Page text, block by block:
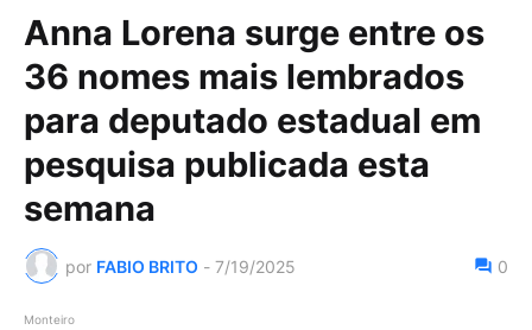
Anna Lorena surge entre os
36 nomes mais lembrados
para deputado estadual em
pesquisa publicada esta
semana
por FABIO BRITO - 7/19/2025 0
Monteiro